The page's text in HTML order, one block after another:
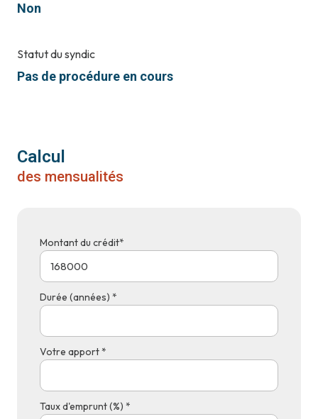
Non
Statut du syndic
Pas de procédure en cours
Calcul
des mensualités
Montant du crédit*
Durée (années) *
Votre apport *
Taux d'emprunt (%) *